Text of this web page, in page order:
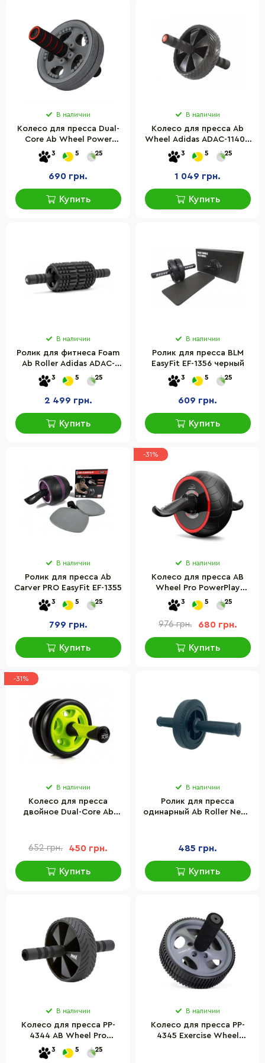
В наличии
Колесо для пресса Dual-
Core Ab Wheel Power
System PS-4042_Grey-
Black
3 5 25
690 грн.
Купить
В наличии
Колесо для пресса Ab
Wheel Adidas ADAC-11404
черный, D18 см
3 5 25
1 049 грн.
Купить
В наличии
Ролик для фитнеса Foam
Ab Roller Adidas ADAC-
11405 черный 44 x 12,8 x
12,8 см
3 5 25
2 499 грн.
Купить
В наличии
Ролик для пресса BLM
EasyFit EF-1356 черный
3 5 25
609 грн.
Купить
В наличии
Ролик для пресса Ab
Carver PRO EasyFit EF-1355
3 5 25
799 грн.
Купить
-31%
В наличии
Колесо для пресса AB
Wheel Pro PowerPlay
PP_4326_Black/Red, с
обратным механизмом
3 5 25
976 грн. 680 грн.
Купить
-31%
В наличии
Колесо для пресса
двойное Dual-Core Ab
Черно-зеленое
652 грн. 450 грн.
Купить
В наличии
Ролик для пресса
одинарный Ab Roller Newt
485 грн.
Купить
В наличии
Колесо для пресса PP-
4344 AB Wheel Pro
PowerPlay PP_4344_Black,
Черное
3 5 25
В наличии
Колесо для пресса PP-
4345 Exercise Wheel